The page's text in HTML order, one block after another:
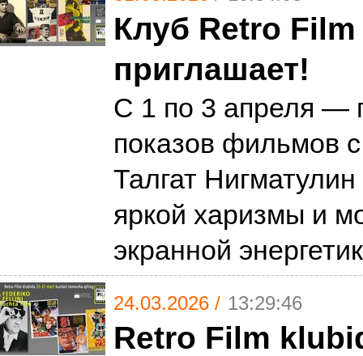
Клуб Retro Film
приглашает!
С 1 по 3 апреля —
показов фильмов
Талгат
яркой харизмы и
экранной
24.03.2026 / 13:29:46
Retro Film